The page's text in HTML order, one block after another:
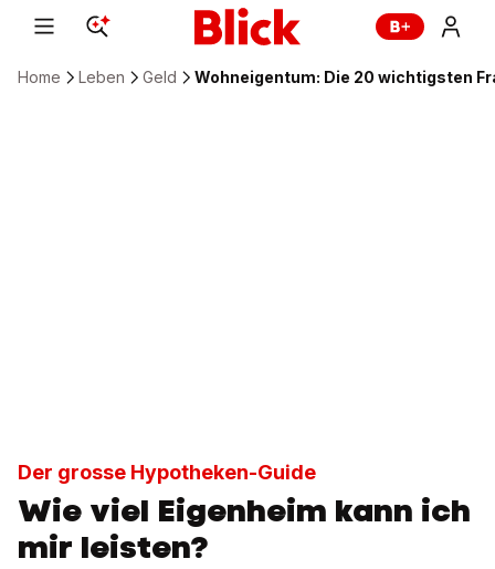
Home Leben Geld Wohneigentum: Die 20 wichtigsten
Der grosse Hypotheken-Guide
Wie viel Eigenheim kann ich
mir leisten?